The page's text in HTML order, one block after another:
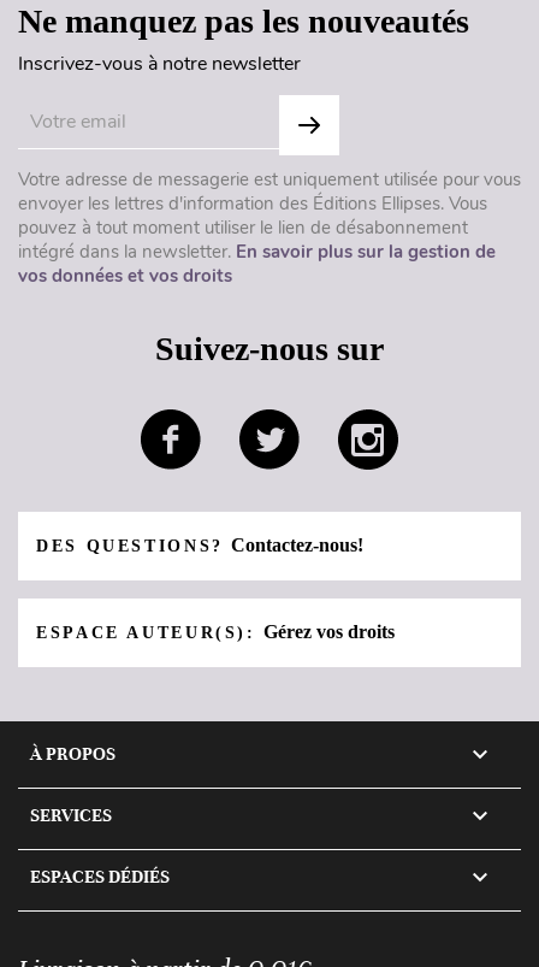
Ne manquez pas les nouveautés
Inscrivez-vous à notre newsletter
Votre adresse de messagerie est uniquement utilisée pour vous
envoyer les lettres d'information des Éditions Ellipses. Vous
pouvez à tout moment utiliser le lien de désabonnement
intégré dans la newsletter. En savoir plus sur la gestion de
vos données et vos droits
Suivez-nous sur
DES QUESTIONS?Contactez-nous!
ESPACE AUTEUR(S):Gérez vos droits
À PROPOS 
SERVICES 
ESPACES DÉDIÉS 